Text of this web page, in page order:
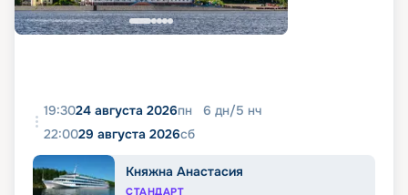
19:3024 августа 2026пн 6 дн/5 нч
22:0029 августа 2026сб
Княжна Анастасия
СТАНДАРТ